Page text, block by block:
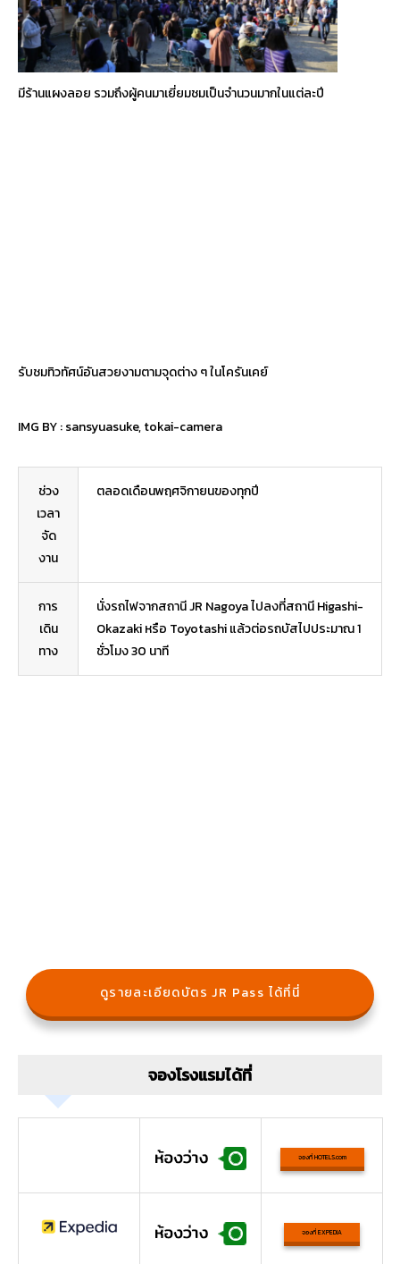
มีร้านแผงลอย รวมถึงผู้คนมาเยี่ยมชมเป็นจำนวนมากในแต่ละปี
รับชมทิวทัศน์อันสวยงามตามจุดต่าง ๆ ในโครันเคย์
IMG BY :sansyuasuke,tokai-camera
ช่วง
เวลา
จัด
งาน
ตลอดเดือนพฤศจิกายนของทุกปี
การ
เดิน
ทาง
นั่งรถไฟจากสถานี JR Nagoya ไปลงที่สถานี Higashi-
Okazaki หรือ Toyotashi แล้วต่อรถบัสไปประมาณ 1
ชั่วโมง 30 นาที
ดูรายละเอียดบัตร JR Pass ได้ที่นี่
จองโรงแรมได้ที่
จองที่ HOTELS.com
จองที่ EXPEDIA